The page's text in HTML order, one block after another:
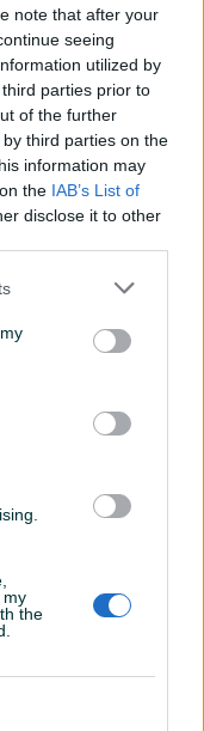
note that after your
seeing
utilized by
parties prior to
of the further
third parties on the
information may
the IAB’s List of
disclose it to other
my
the
komercijalni